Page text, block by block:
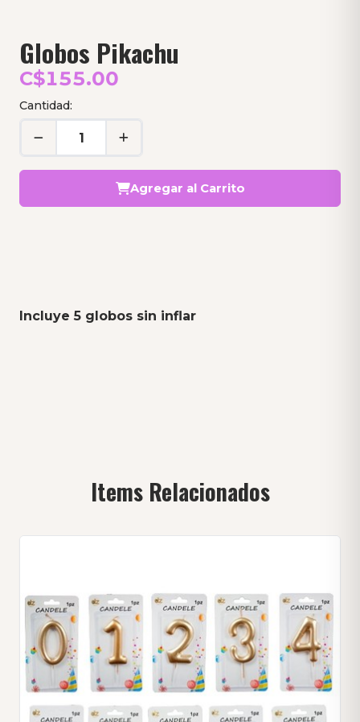
Globos Pikachu
C$155.00
Cantidad:
Agregar al Carrito
Incluye 5 globos sin inflar
Items Relacionados